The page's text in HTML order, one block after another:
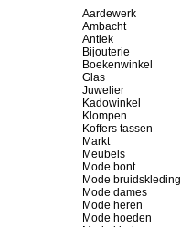
Aardewerk
Ambacht
Antiek
Bijouterie
Boekenwinkel
Glas
Juwelier
Kadowinkel
Klompen
Koffers tassen
Markt
Meubels
Mode bont
Mode bruidskleding
Mode dames
Mode heren
Mode hoeden